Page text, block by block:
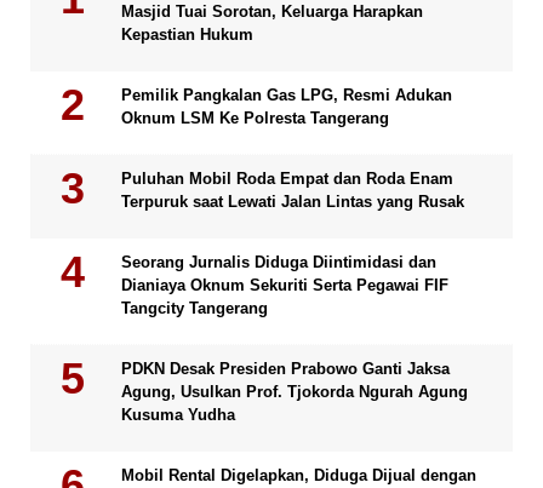
Masjid Tuai Sorotan, Keluarga Harapkan
Kepastian Hukum
Pemilik Pangkalan Gas LPG, Resmi Adukan
Oknum LSM Ke Polresta Tangerang
Puluhan Mobil Roda Empat dan Roda Enam
Terpuruk saat Lewati Jalan Lintas yang Rusak
Seorang Jurnalis Diduga Diintimidasi dan
Dianiaya Oknum Sekuriti Serta Pegawai FIF
Tangcity Tangerang
PDKN Desak Presiden Prabowo Ganti Jaksa
Agung, Usulkan Prof. Tjokorda Ngurah Agung
Kusuma Yudha
Mobil Rental Digelapkan, Diduga Dijual dengan